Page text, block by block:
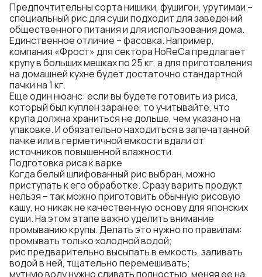
Предпочтительны сорта нишики, фушигон, урутимаи –
специальный рис для суши подходит для заведений
общественного питания и для использования дома.
Единственное отличие – фасовка. Например,
компания «Фрост» для сектора HoReCa предлагает
крупу в большихмешках по 25 кг, а для приготовления
на домашней кухне будет достаточно стандартной
пачки на 1 кг.
Еще один нюанс: если вы будете готовить из риса,
который был куплен заранее, то учитывайте, что
крупа должна храниться не дольше, чем указано на
упаковке. И обязательно находиться в запечатанной
пачке или в герметичной емкости вдали от
источников повышенной влажности.
Подготовка риса к варке
Когда белый шлифованный рис выбран, можно
приступать к его обработке. Сразу варить продукт
нельзя – так можно приготовить обычную рисовую
кашу, но никак не качественную основу для японских
суши. На этом этапе важно уделить внимание
промыванию крупы. Делать это нужно по правилам:
промывать только холодной водой;
рис предварительно высыпать в емкость, заливать
водой в ней, тщательно перемешивать;
мутную воду нужно сливать полностью, меняя ее на